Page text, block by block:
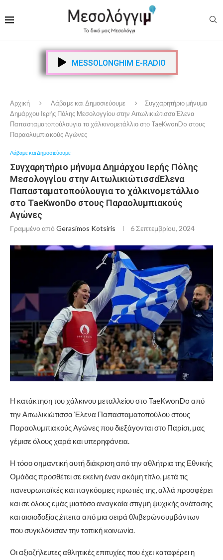
MESSOLONGHIM E-RADIO
Αρχική Λάβαμε και Δημοσιεύουμε
Συγχαρητήριο μήνυμα
Δημάρχου Ιερής Πόλης Μεσολογγίου στην ΑιτωλικιώτισσαΈλενα
Παπασταματοπούλουγια το χάλκινομετάλλιο στο TaeKwonDo στους
Παραολυμπιακούς Αγώνες
Λάβαμε και Δημοσιεύουμε
Συγχαρητήριο μήνυμα Δημάρχου Ιερής Πόλης
Μεσολογγίου στην ΑιτωλικιώτισσαΈλενα
Παπασταματοπούλουγια το χάλκινομετάλλιο
στο TaeKwonDo στους Παραολυμπιακούς
Αγώνες
Γραμμένο από Gerasimos Kotsiris 6 Σεπτεμβρίου, 2024
Η κατάκτηση του χάλκινου μεταλλείου στο TaeKwonDo από
την Αιτωλικιώτισσα Έλενα Παπασταματοπούλου στους
Παραολυμπιακούς Αγώνες που διεξάγονται στο Παρίσι, μας
γέμισε όλους χαρά και υπερηφάνεια.
Η τόσο σημαντική αυτή διάκριση από την αθλήτρια της Εθνικής
Ομάδας προσθέτει σε εκείνη έναν ακόμη τίτλο, μετά τις
πανευρωπαϊκές και παγκόσμιες πρωτιές της, αλλά προσφέρει
και σε όλους εμάς μιατόσο αναγκαία στιγμή ψυχικής ανάτασης
και αισιοδοξίας,έπειτα από μια σειρά θλιβερώνσυμβάντων
που συγκλόνισαν την τοπική κοινωνία.
Οι αξιοζήλευτες αθλητικές επιτυχίες που έχει καταφέρει η